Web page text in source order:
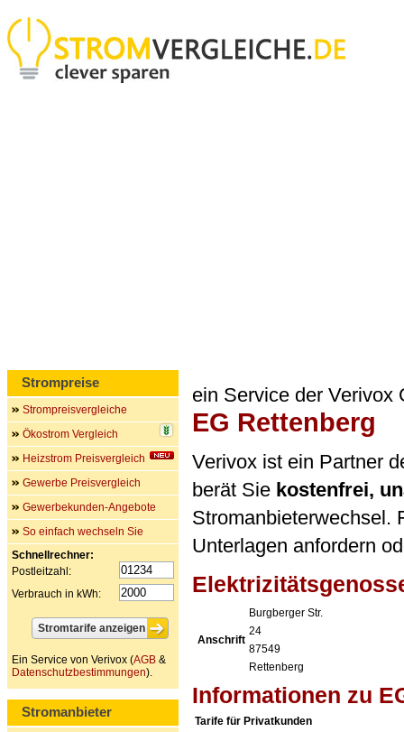
ein Service der Verivox
EG Rettenberg
Verivox ist ein Partner
berät Sie kostenfrei,
Stromanbieterwechsel.
Unterlagen anfordern
Anschrift
Burgberger Str.
24
87549
Rettenberg
Informationen zu
Tarife für Privatkunden
Strompreise
Strompreisvergleiche
Ökostrom Vergleich
Heizstrom Preisvergleich
Gewerbe Preisvergleich
Gewerbekunden-Angebote
So einfach wechseln Sie
Schnellrechner:
Postleitzahl:
Verbrauch in kWh:
Ein Service von Verivox (AGB &
Datenschutzbestimmungen).
Stromanbieter